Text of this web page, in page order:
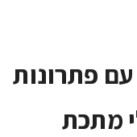
עם פתרונות
מתכת